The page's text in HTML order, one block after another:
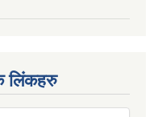
लिंकहरु